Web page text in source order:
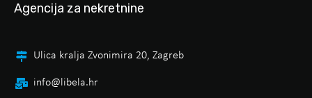
Agencija za nekretnine
Ulica kralja Zvonimira 20, Zagreb
info@libela.hr